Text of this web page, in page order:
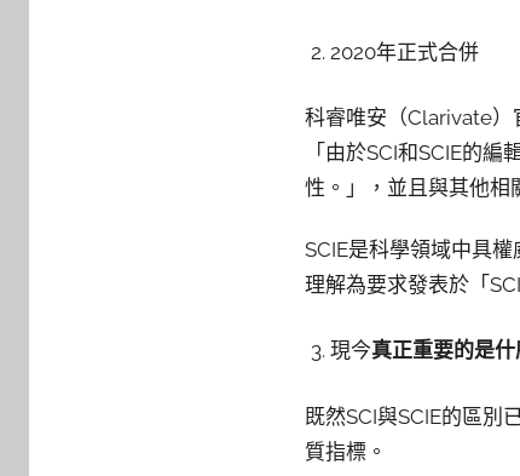
2020年正式合併
科睿唯安（Clarivate）
「由於SCI和SCIE的
性。」，並且與其他相
SCIE是科學領域中具
理解為要求發表於「
現今真正重要的是什
既然SCI與SCIE的區別
質指標。